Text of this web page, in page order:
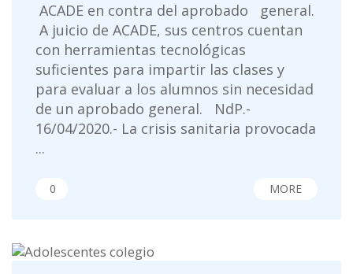
ACADE en contra del aprobado general.
A juicio de ACADE, sus centros cuentan
con herramientas tecnológicas
suficientes para impartir las clases y
para evaluar a los alumnos sin necesidad
de un aprobado general. NdP.-
16/04/2020.- La crisis sanitaria provocada
...
0 MORE